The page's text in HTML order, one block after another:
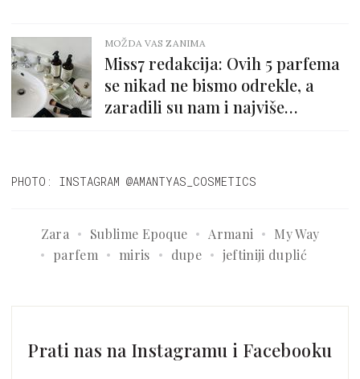
MOŽDA VAS ZANIMA
Miss7 redakcija: Ovih 5 parfema
se nikad ne bismo odrekle, a
zaradili su nam i najviše
PHOTO: INSTAGRAM @AMANTYAS_COSMETICS
Zara Sublime Epoque Armani
My Way
parfem
miris dupe jeftiniji duplić
Prati nas na Instagramu i Facebooku